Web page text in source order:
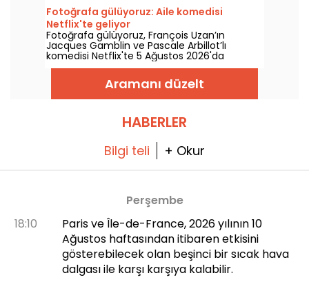
izlenebilecek.
Fotoğrafa gülüyoruz: Aile komedisi
Netflix'te geliyor
Fotoğrafa gülüyoruz, François Uzan’ın
Jacques Gamblin ve Pascale Arbillot’lı
komedisi Netflix'te 5 Ağustos 2026'da
izleyiciyle buluşuyor.
Aramanı düzelt
HABERLER
Bilgi teli + Okur
Perşembe
18:10
Paris ve Île-de-France, 2026 yılının 10
Ağustos haftasından itibaren etkisini
gösterebilecek olan beşinci bir sıcak hava
dalgası ile karşı karşıya kalabilir.